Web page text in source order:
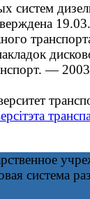
—
система